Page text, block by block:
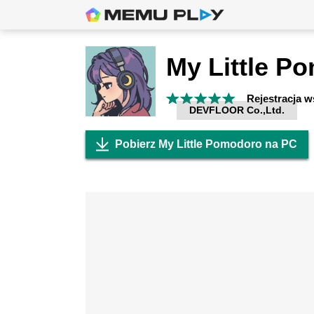
My Little
Rejestracja
DEVFLOOR Co.,Ltd.
Pobierz My Little Pomodoro na PC